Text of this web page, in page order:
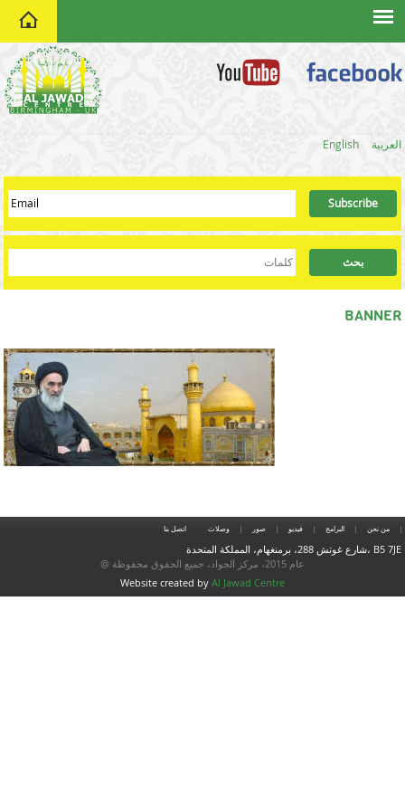
English العربية
BANNER
من نحن البرامج فيديو صور وصلات اتصل بنا
شارع غوتش 288، برمنغهام، المملكة المتحدة، B5 7JE
@ عام 2015، مركز الجواد، جميع الحقوق محفوظة
Website created by Al Jawad Centre